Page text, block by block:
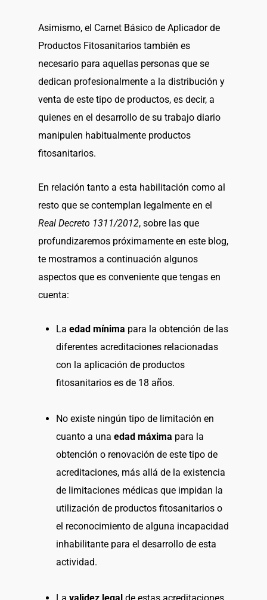
Asimismo, el Carnet Básico de Aplicador de
Productos Fitosanitarios también es
necesario para aquellas personas que se
dedican profesionalmente a la distribución y
venta de este tipo de productos, es decir, a
quienes en el desarrollo de su trabajo diario
manipulen habitualmente productos
fitosanitarios.
En relación tanto a esta habilitación como al
resto que se contemplan legalmente en el
Real Decreto 1311/2012, sobre las que
profundizaremos próximamente en este blog,
te mostramos a continuación algunos
aspectos que es conveniente que tengas en
cuenta:
La edad mínima para la obtención de las
diferentes acreditaciones relacionadas
con la aplicación de productos
fitosanitarios es de 18 años.
No existe ningún tipo de limitación en
cuanto a una edad máxima para la
obtención o renovación de este tipo de
acreditaciones, más allá de la existencia
de limitaciones médicas que impidan la
utilización de productos fitosanitarios o
el reconocimiento de alguna incapacidad
inhabilitante para el desarrollo de esta
actividad.